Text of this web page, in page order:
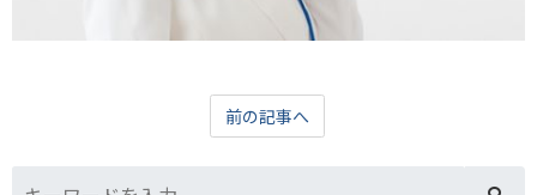
前の記事へ